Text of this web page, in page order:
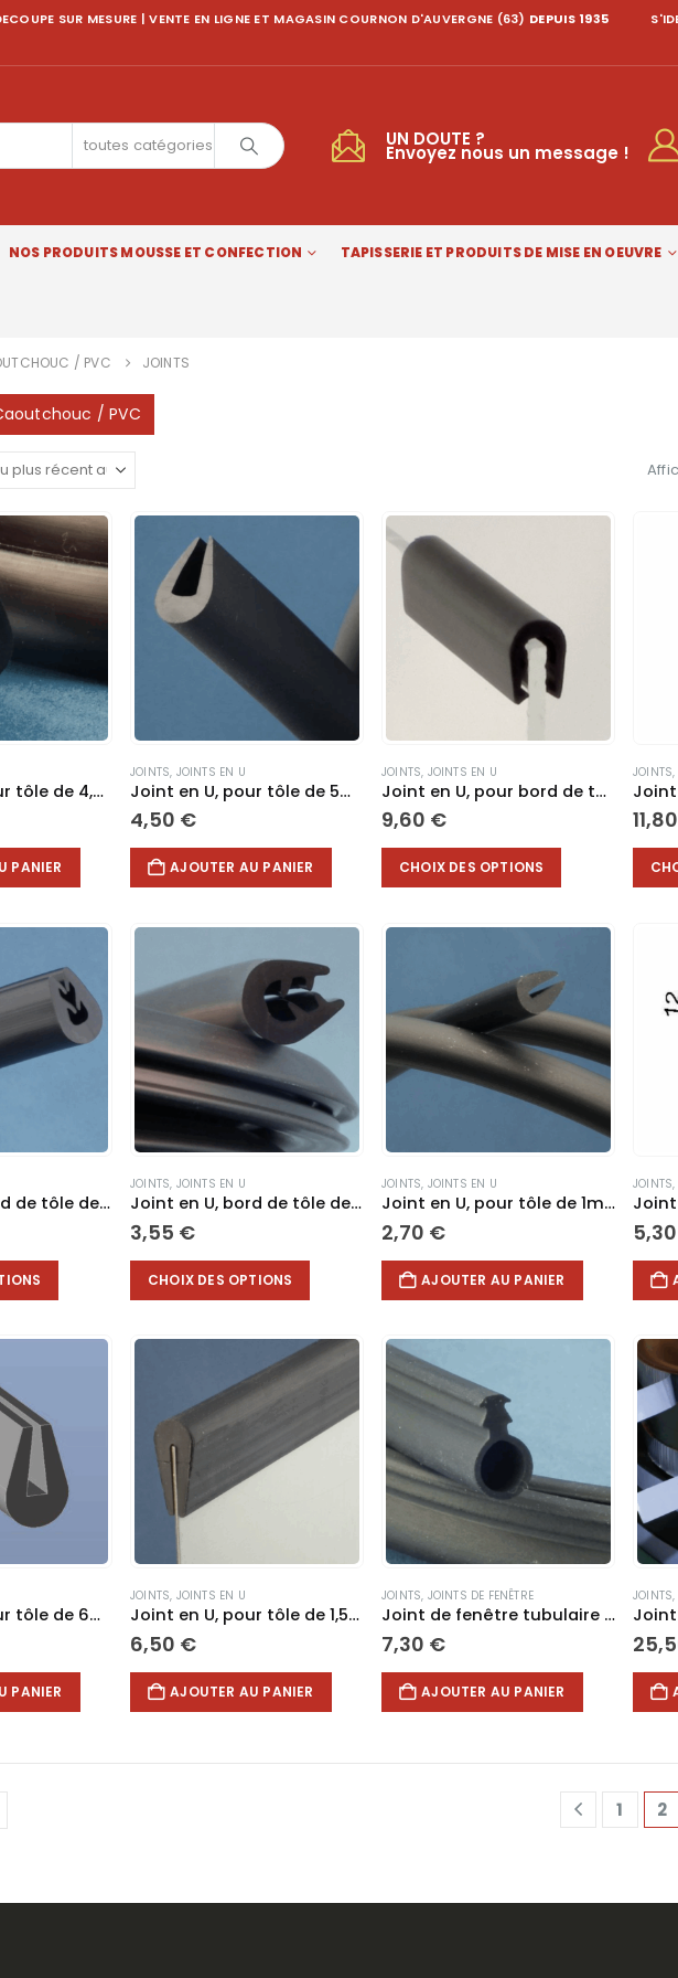
SUR MESURE | VENTE EN LIGNE ET MAGASIN COURNON D'AUVERGNE (63) DEPUIS 1935
toutes catégories UN DOUTE ?
Envoyez nous un message !
NOS PRODUITS MOUSSE ET CONFECTION TAPISSERIE ET PRODUITS DE MISE EN OEUVRE
/ PVC JOINTS
/ PVC
Joint en U, pour tôle de 4,5mm #296
PANIER
JOINTS, JOINTS EN U
Joint en U, pour tôle de 5mm #241
4,50 €
AJOUTER AU PANIER
JOINTS, JOINTS EN U
Joint en U, pour bord de tôle de 3 à 5mm #1009
9,60 €
CHOIX DES OPTIONS
Ce
produit
plusieurs
options
peuvent
être
choisies
page
du
produit
JOINTS,
11,80
Ce
du
Joint en U, bord de tôle de 0,5 à 2,5mm #F930
JOINTS, JOINTS EN U
Joint en U, bord de tôle de 0,5 à 2,5mm #F024
3,55 €
CHOIX DES OPTIONS
Ce
produit
plusieurs
options
peuvent
être
choisies
page
du
produit
JOINTS, JOINTS EN U
Joint en U, pour tôle de 1mm #F515
2,70 €
AJOUTER AU PANIER
JOINTS,
5,30
Joint en U, pour tôle de 6mm #F436
PANIER
JOINTS, JOINTS EN U
Joint en U, pour tôle de 1,5mm #F548
6,50 €
AJOUTER AU PANIER
JOINTS, JOINTS DE FENÊTRE
Joint de fenêtre tubulaire #814
7,30 €
AJOUTER AU PANIER
JOINTS,
1 2